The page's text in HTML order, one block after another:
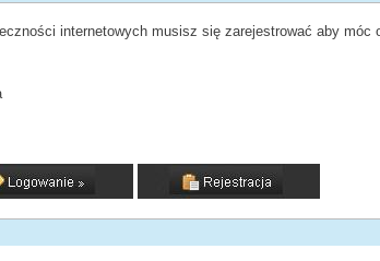
internetowych musisz się zarejestrować aby